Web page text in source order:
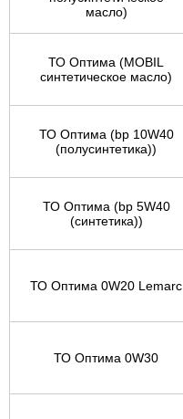
масло)
ТО Оптима (MOBIL
синтетическое масло)
ТО Оптима (bp 10W40
(полусинтетика))
ТО Оптима (bp 5W40
(синтетика))
ТО Оптима 0W20 Lemarc
ТО Оптима 0W30